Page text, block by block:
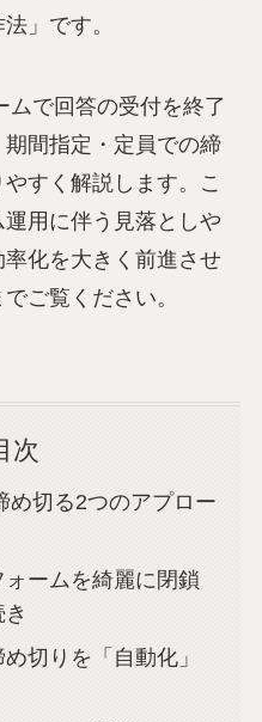
」です。
ムで回答の受付を終了
間指定・定員での締
すく解説します。こ
用に伴う見落としや
化を大きく前進させ
ご覧ください。
次
め切る2つのアプロー
ームを綺麗に閉鎖
切りを「自動化」